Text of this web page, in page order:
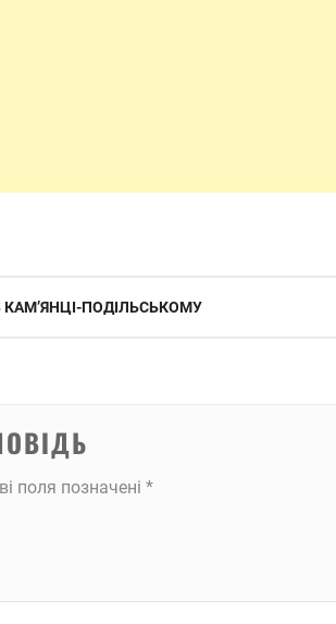
ПОДІЛЬСЬКОМУ
поля позначені *